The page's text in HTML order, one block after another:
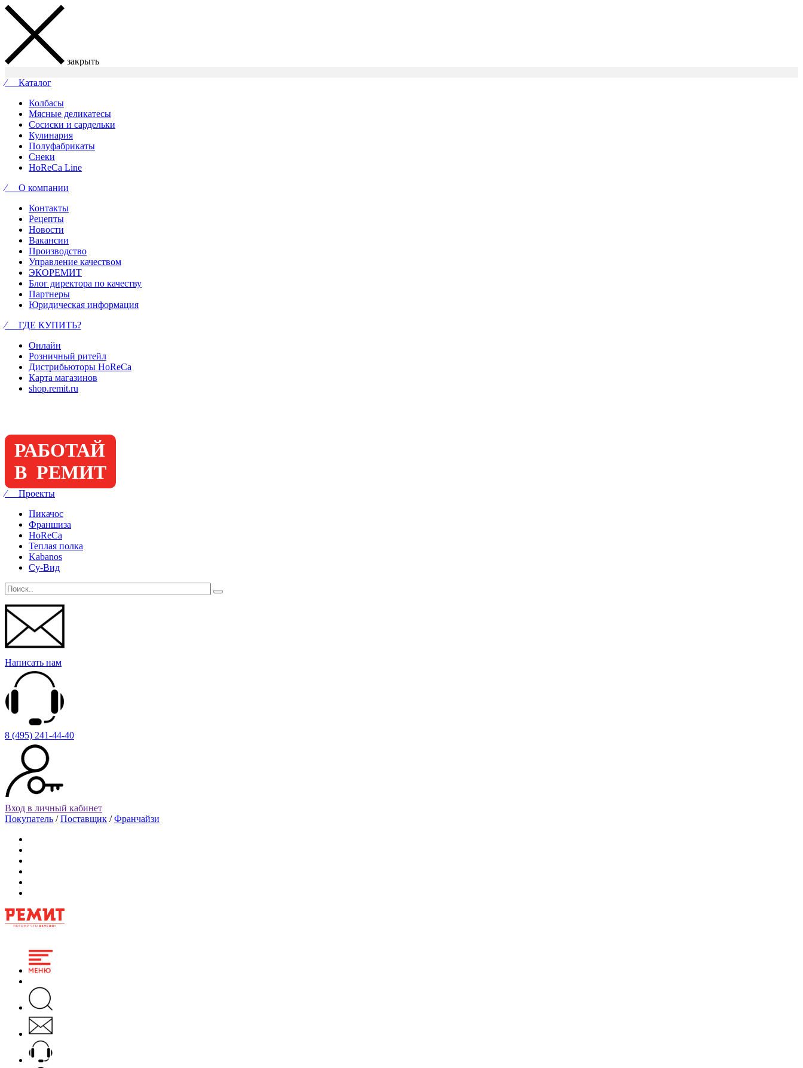
закрыть
⁄ Каталог
Колбасы
Мясные деликатесы
Сосиски и сардельки
Кулинария
Полуфабрикаты
Снеки
HoReCa Line
⁄ О компании
Контакты
Рецепты
Новости
Вакансии
Производство
Управление качеством
ЭКОРЕМИТ
Блог директора по качеству
Партнеры
Юридическая информация
⁄ ГДЕ КУПИТЬ?
Онлайн
Розничный ритейл
Дистрибьюторы HoReCa
Карта магазинов
shop.remit.ru
РАБОТАЙ
В РЕМИТ
⁄ Проекты
Пикачос
Франшиза
HoReCa
Теплая полка
Kabanos
Су-Вид
Написать нам
8 (495) 241-44-40
Вход в личный кабинет
Покупатель /Поставщик /Франчайзи